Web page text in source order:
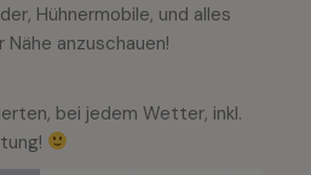
Hühnermobile, und alles
Nähe anzuschauen!
bei jedem Wetter, inkl.